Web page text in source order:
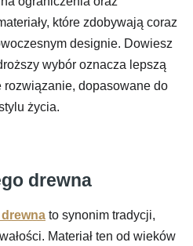
które zdobywają coraz
designie. Dowiesz
wybór oznacza lepszą
dopasowane do
życia.
drewna
to synonim tradycji,
Materiał ten od wieków